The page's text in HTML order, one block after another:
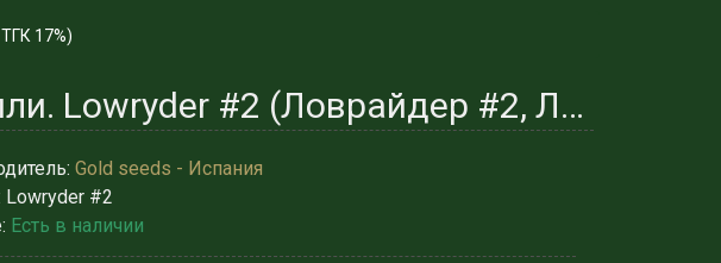
17%)
Фотопериодичные (регулярные) сорта конопли. Lowryder #2 (Ловрайдер #2, Ловридер #2 ТГК 17%)
Gold seeds - Испания
Lowryder #2
Есть в наличии